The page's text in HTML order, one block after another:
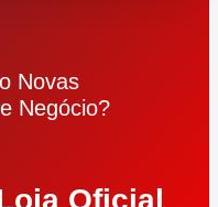
Novas
Negócio?
Oficial